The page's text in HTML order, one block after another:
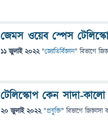
জেমস ওয়েব স্পেস
11 জুলাই 2022 "জ্যোতির্বিজ্ঞান" বিভাগে
টেলিস্কোপ কেন সাদা-
20 জুলাই 2022 "প্রযুক্তি" বিভাগে জিজ্ঞাসা